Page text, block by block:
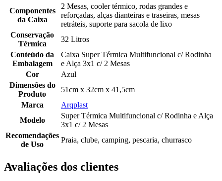
Componentes
da Caixa
2 Mesas, cooler térmico, rodas grandes e
reforçadas, alças dianteiras e traseiras, mesas
retráteis, suporte para sacola de lixo
Conservação
Térmica
32 Litros
Conteúdo da
Embalagem
Caixa Super Térmica Multifuncional c/ Rodinha
e Alça 3x1 c/ 2 Mesas
Cor
Azul
Dimensões do
Produto
51cm x 32cm x 41,5cm
Marca
Arqplast
Modelo
Super Térmica Multifuncional c/ Rodinha e Alça
3x1 c/ 2 Mesas
Recomendações
de Uso
Praia, clube, camping, pescaria, churrasco
Avaliações dos clientes